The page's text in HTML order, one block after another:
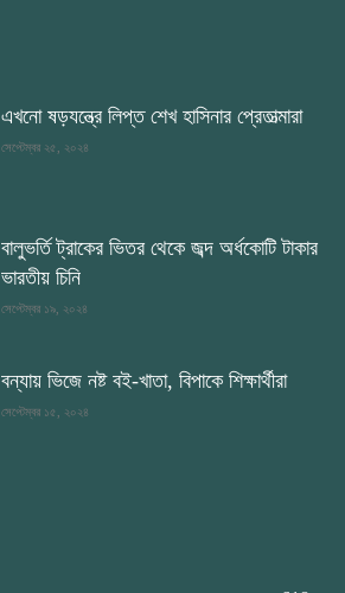
এখনো ষড়যন্ত্রে লিপ্ত শেখ হাসিনার প্রেতাত্মারা
সেপ্টেম্বর ২৫, ২০২৪
বালুভর্তি ট্রাকের ভিতর থেকে জব্দ অর্ধকোটি টাকার
ভারতীয় চিনি
সেপ্টেম্বর ১৯, ২০২৪
বন্যায় ভিজে নষ্ট বই-খাতা, বিপাকে শিক্ষার্থীরা
সেপ্টেম্বর ১৫, ২০২৪